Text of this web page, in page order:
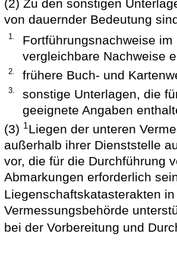
(2) Zu den sonstigen
von dauernder Bedeutung
1.
Fortführungsnachweise
vergleichbare Nachweise
2. frühere Buch- und
3.
sonstige Unterlagen, die
geeignete Angaben
(3) 1Liegen der unteren
außerhalb ihrer Dienststelle
vor, die für die Durchführung
Abmarkungen erforderlich
Liegenschaftskatasterakten
Vermessungsbehörde
bei der Vorbereitung und